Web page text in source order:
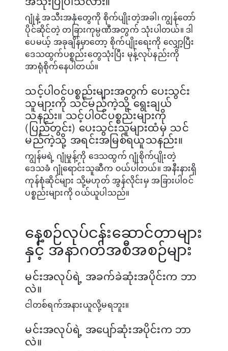
ဂျုံနဲ့ အသီးအနှံတွေကို စိုက်ပျိုးတဲ့အခါ၊ ကျွန်တော်
ပိုင်ဆိုင်တဲ့ တခြားကုမ္ပဏီအတွက် သုံးပါတယ်။ ဒါ
ပေမယ့် အခုချိန်မှာတော့ စိုက်ပျိုးရေးကို လျှော့ပြီး
ဒေသထွက်ပစ္စည်းတွေသုံးပြီး မုန့်လုပ်နည်းကို
အာရုံစိုက်နေပါတယ်။
သင့်ပါဝင်ပစ္စည်းများအတွက် ပေးသွင်း
သူများကို သင်မည်ကဲ့သို့ ရွေးချယ်
သနည်း။ သင့်ပါဝင်ပစ္စည်းများကို
(ပြည်တွင်း) ပေးသွင်းသူများထံမှ သင်
မည်ကဲ့သို့ အရင်းအမြစ်ရယူသနည်း။
ကျွန်မရဲ့ ဂျုံမှုန့်ကို ဒေသထွက် ဂျုံစိုက်ပျိုးတဲ့
ဒေသခံ ဂျုံရောင်းသူဆီက ဝယ်ပါတယ်။ အနီးနားရှိ
ကုန်စုံဆိုင်များ သို့မဟုတ် အွန်လိုင်းမှ အခြားပါဝင်
ပစ္စည်းများကို ဝယ်ယူပါသည်။
နေ့စဉ်လုပ်ငန်းဆောင်တာများ
နှင့် အနာဂတ်အစီအစဉ်များ
မင်းအလုပ်ရဲ့ အခက်ခဲဆုံးအပိုင်းက ဘာ
လဲ။
ငါတစ်ရက်အနားယူလို့မရဘူး။
မင်းအလုပ်ရဲ့ အပျော်ဆုံးအပိုင်းက ဘာ
လဲ။